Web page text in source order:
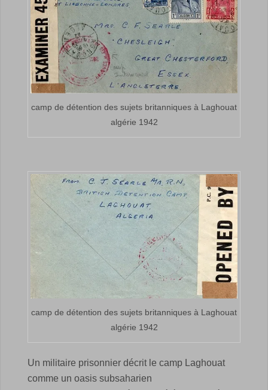
camp de détention des sujets britanniques à Laghouat
algérie 1942
camp de détention des sujets britanniques à Laghouat
algérie 1942
Un militaire prisonnier décrit le camp Laghouat
comme un oasis subsaharien